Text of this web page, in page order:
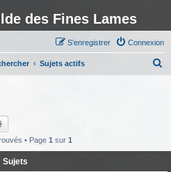
des Fines Lames
Connexion
S’enregistrer
Sujets actifs
• Page 1 sur 1
Sujets